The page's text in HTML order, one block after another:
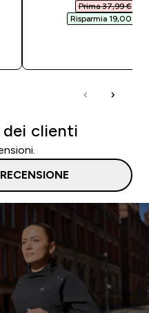
Prima 37,99 €‎
Risparmia 19,00 €‎
clienti